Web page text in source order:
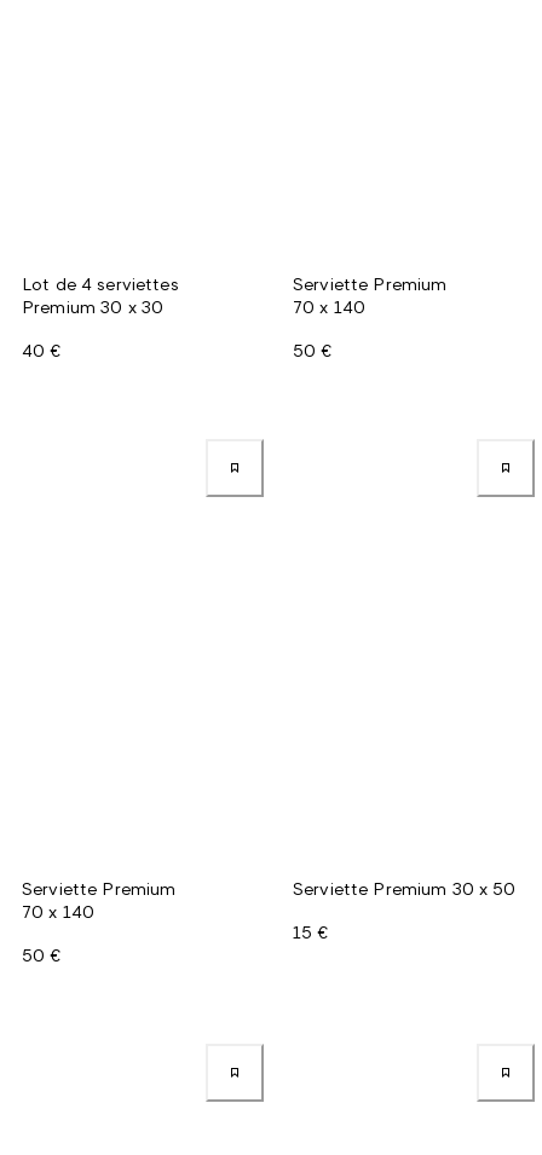
Lot de 4 serviettes
Premium 30 x 30
40 €
Serviette Premium
70 x 140
50 €
Serviette Premium
70 x 140
50 €
Serviette Premium 30 x 50
15 €